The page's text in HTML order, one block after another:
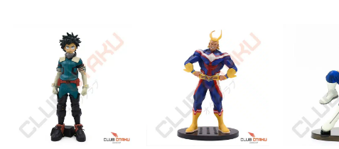
a
plusieurs
variations.
Les
options
peuvent
être
choisies
sur
a
plusieurs
variations.
Les
options
peuvent
être
choisies